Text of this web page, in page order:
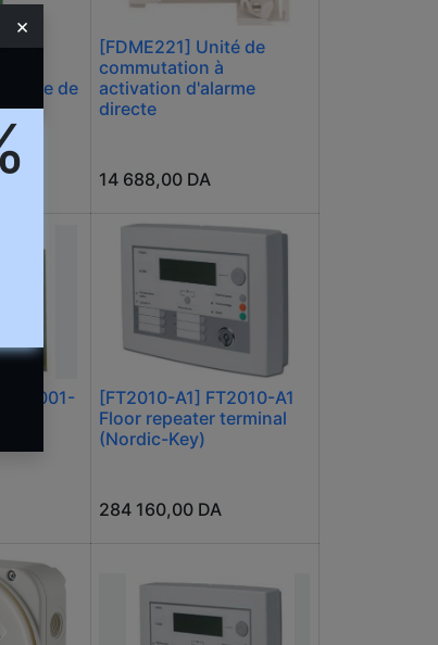
×
de
[FDME221] Unité de
commutation à
activation d'alarme
directe
14 688,00 DA
[FT2010-A1] FT2010-A1
Floor repeater terminal
(Nordic-Key)
284 160,00 DA